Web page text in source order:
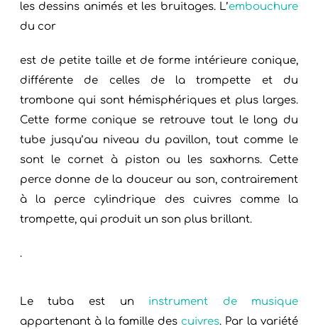
les dessins animés et les bruitages. L’embouchure
du cor
est de petite taille et de forme intérieure conique,
différente de celles de la trompette et du
trombone qui sont hémisphériques et plus larges.
Cette forme conique se retrouve tout le long du
tube jusqu’au niveau du pavillon, tout comme le
sont le cornet à piston ou les saxhorns. Cette
perce donne de la douceur au son, contrairement
à la perce cylindrique des cuivres comme la
trompette, qui produit un son plus brillant.
.
Le tuba est un instrument de musique
appartenant à la famille des cuivres. Par la variété